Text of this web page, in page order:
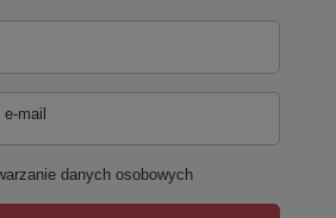
mail
danych osobowych